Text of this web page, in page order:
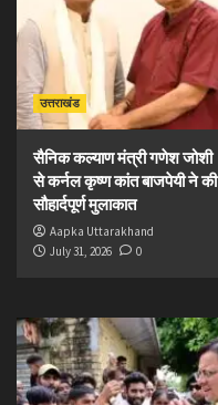
उत्तराखंड
सैनिक कल्याण मंत्री गणेश जोशी
से कर्नल कृष्ण कांत बाजपेयी ने की
सौहार्दपूर्ण मुलाकात
Aapka Uttarakhand
July 31, 2026
0